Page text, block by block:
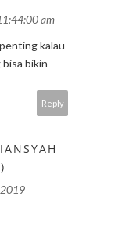
am
kalau
bikin
Reply
2019